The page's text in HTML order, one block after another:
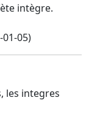
intègre.
01-05)
les integres